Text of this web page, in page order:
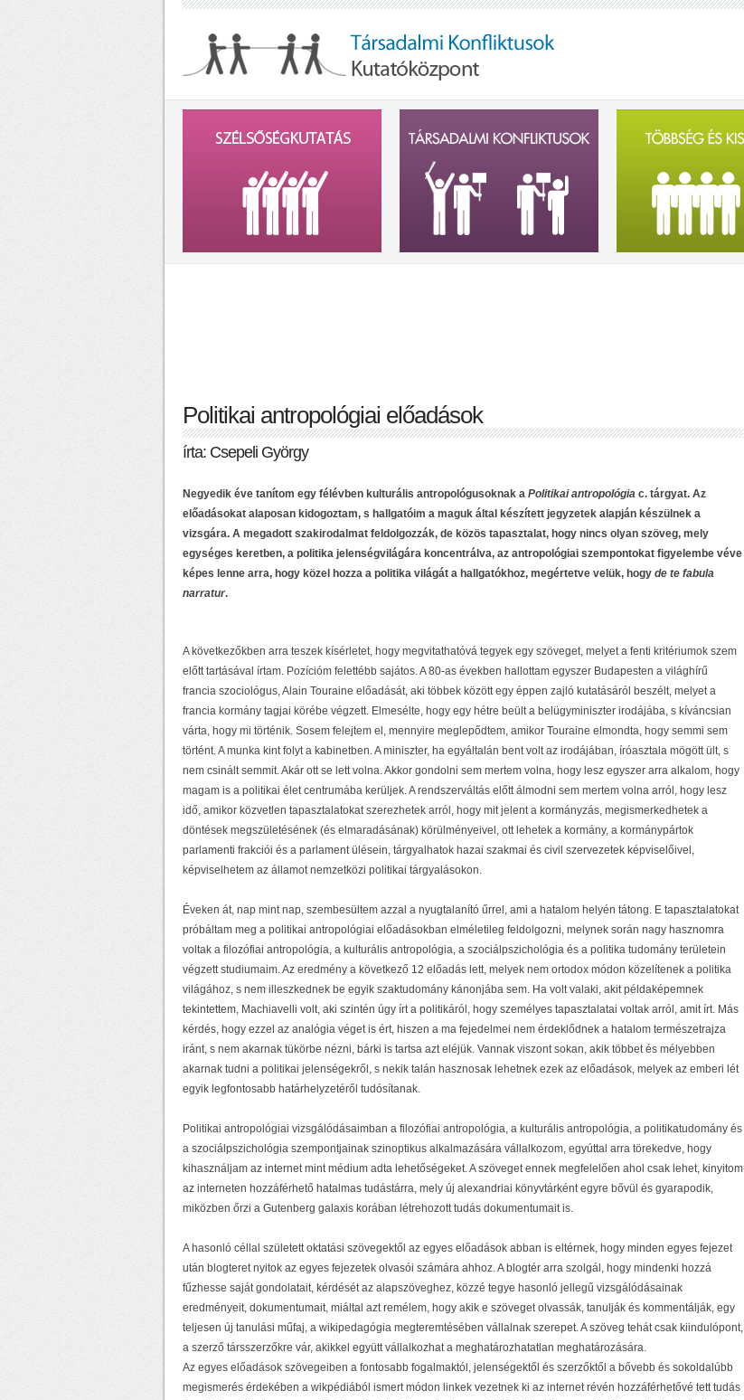
Politikai antropológiai előadások
írta: Csepeli György
Negyedik éve tanítom egy félévben kulturális antropológusoknak a Politikai antropológia c. tárgyat. Az
előadásokat alaposan kidogoztam, s hallgatóim a maguk által készített jegyzetek alapján készülnek a
vizsgára. A megadott szakirodalmat feldolgozzák, de közös tapasztalat, hogy nincs olyan szöveg, mely
egységes keretben, a politika jelenségvilágára koncentrálva, az antropológiai szempontokat figyelembe véve
képes lenne arra, hogy közel hozza a politika világát a hallgatókhoz, megértetve velük, hogy de te fabula
narratur.
A következőkben arra teszek kísérletet, hogy megvitathatóvá tegyek egy szöveget, melyet a fenti kritériumok szem
előtt tartásával írtam. Pozícióm felettébb sajátos. A 80-as években hallottam egyszer Budapesten a világhírű
francia szociológus, Alain Touraine előadását, aki többek között egy éppen zajló kutatásáról beszélt, melyet a
francia kormány tagjai körébe végzett. Elmesélte, hogy egy hétre beült a belügyminiszter irodájába, s kíváncsian
várta, hogy mi történik. Sosem felejtem el, mennyire meglepődtem, amikor Touraine elmondta, hogy semmi sem
történt. A munka kint folyt a kabinetben. A miniszter, ha egyáltalán bent volt az irodájában, íróasztala mögött ült, s
nem csinált semmit. Akár ott se lett volna. Akkor gondolni sem mertem volna, hogy lesz egyszer arra alkalom, hogy
magam is a politikai élet centrumába kerüljek. A rendszerváltás előtt álmodni sem mertem volna arról, hogy lesz
idő, amikor közvetlen tapasztalatokat szerezhetek arról, hogy mit jelent a kormányzás, megismerkedhetek a
döntések megszületésének (és elmaradásának) körülményeivel, ott lehetek a kormány, a kormánypártok
parlamenti frakciói és a parlament ülésein, tárgyalhatok hazai szakmai és civil szervezetek képviselőivel,
képviselhetem az államot nemzetközi politikai tárgyalásokon.
Éveken át, nap mint nap, szembesültem azzal a nyugtalanító űrrel, ami a hatalom helyén tátong. E tapasztalatokat
próbáltam meg a politikai antropológiai előadásokban elméletileg feldolgozni, melynek során nagy hasznomra
voltak a filozófiai antropológia, a kulturális antropológia, a szociálpszichológia és a politika tudomány területein
végzett studiumaim. Az eredmény a következő 12 előadás lett, melyek nem ortodox módon közelítenek a politika
világához, s nem illeszkednek be egyik szaktudomány kánonjába sem. Ha volt valaki, akit példaképemnek
tekintettem, Machiavelli volt, aki szintén úgy írt a politikáról, hogy személyes tapasztalatai voltak arról, amit írt. Más
kérdés, hogy ezzel az analógia véget is ért, hiszen a ma fejedelmei nem érdeklődnek a hatalom természetrajza
iránt, s nem akarnak tükörbe nézni, bárki is tartsa azt eléjük. Vannak viszont sokan, akik többet és mélyebben
akarnak tudni a politikai jelenségekről, s nekik talán hasznosak lehetnek ezek az előadások, melyek az emberi lét
egyik legfontosabb határhelyzetéről tudósítanak.
Politikai antropológiai vizsgálódásaimban a filozófiai antropológia, a kulturális antropológia, a politikatudomány és
a szociálpszichológia szempontjainak szinoptikus alkalmazására vállalkozom, egyúttal arra törekedve, hogy
kihasználjam az internet mint médium adta lehetőségeket. A szöveget ennek megfelelően ahol csak lehet, kinyitom
az interneten hozzáférhető hatalmas tudástárra, mely új alexandriai könyvtárként egyre bővül és gyarapodik,
miközben őrzi a Gutenberg galaxis korában létrehozott tudás dokumentumait is.
A hasonló céllal született oktatási szövegektől az egyes előadások abban is eltérnek, hogy minden egyes fejezet
után blogteret nyitok az egyes fejezetek olvasói számára ahhoz. A blogtér arra szolgál, hogy mindenki hozzá
fűzhesse saját gondolatait, kérdését az alapszöveghez, közzé tegye hasonló jellegű vizsgálódásainak
eredményeit, dokumentumait, miáltal azt remélem, hogy akik e szöveget olvassák, tanulják és kommentálják, egy
teljesen új tanulási műfaj, a wikipedagógia megteremtésében vállalnak szerepet. A szöveg tehát csak kiindulópont,
a szerző társszerzőkre vár, akikkel együtt vállalkozhat a meghatározhatatlan meghatározására.
Az egyes előadások szövegeiben a fontosabb fogalmaktól, jelenségektől és szerzőktől a bővebb és sokoldalúbb
megismerés érdekében a wikpédiából ismert módon linkek vezetnek ki az internet révén hozzáférhetővé tett tudás